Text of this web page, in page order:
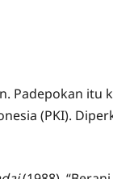
Padepokan itu
(PKI).